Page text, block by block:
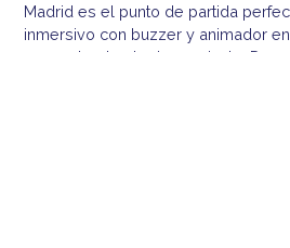
Madrid es el punto de partida
inmersivo con buzzer y animador
grupo desde el primer minuto.